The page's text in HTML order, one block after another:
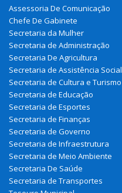
Assessoria De Comunicação
Chefe De Gabinete
Secretaria da Mulher
Secretaria de Administração
Secretaria De Agricultura
Secretaria de Assistência Social
Secretaria de Cultura e Turismo
Secretaria de Educação
Secretaria de Esportes
Secretaria de Finanças
Secretaria de Governo
Secretaria de Infraestrutura
Secretaria de Meio Ambiente
Secretaria De Saúde
Secretaria de Transportes